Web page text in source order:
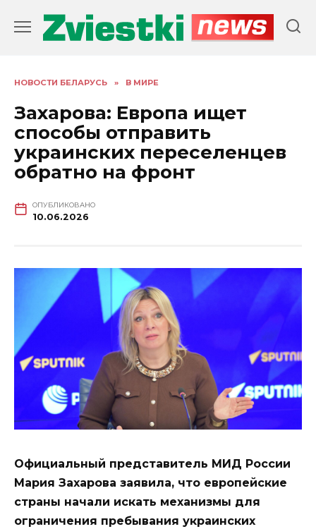
содержанию
НОВОСТИ БЕЛАРУСЬ » В МИРЕ
Захарова: Европа ищет
способы отправить
украинских переселенцев
обратно на фронт
ОПУБЛИКОВАНО
10.06.2026
Официальный представитель МИД России
Мария Захарова заявила, что европейские
страны начали искать механизмы для
ограничения пребывания украинских